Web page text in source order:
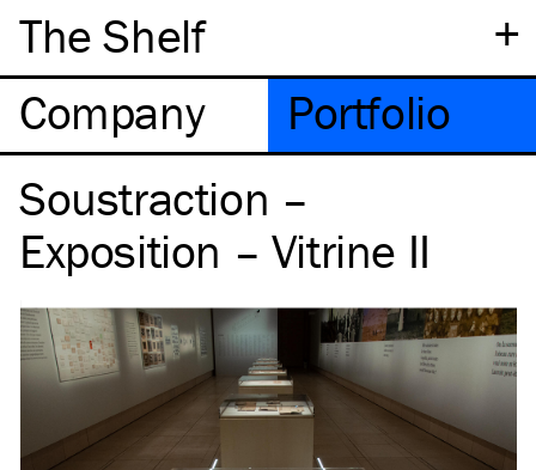
+
The Shelf
Company
Portfolio
Soustraction –
Exposition – Vitrine II